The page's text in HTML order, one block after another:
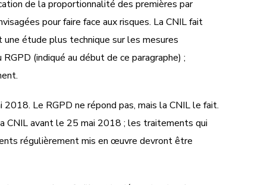
de la proportionnalité des premières par
pour faire face aux risques. La CNIL fait
une étude plus technique sur les mesures
(indiqué au début de ce paragraphe) ;
Le RGPD ne répond pas, mais la CNIL le fait.
CNIL avant le 25 mai 2018 ; les traitements qui
régulièrement mis en œuvre devront être